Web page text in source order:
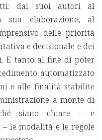
dai suoi autori al
sua elaborazione, al
delle priorità
e decisionale e dei
E tanto al fine di poter
automatizzato
e alle finalità stabilite
a monte di
siano chiare – e
le modalità e le regole